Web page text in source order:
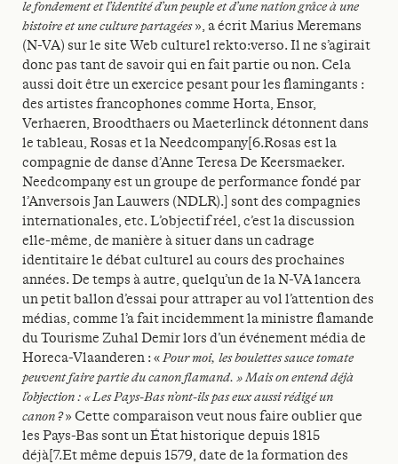
le fondement et l’identité d’un peuple et d’une nation grâce à une
histoire et une culture partagées», a écrit Marius Meremans
(N-VA) sur le site Web culturel rekto:verso. Il ne s’agirait
donc pas tant de savoir qui en fait partie ou non. Cela
aussi doit être un exercice pesant pour les flamingants :
des artistes francophones comme Horta, Ensor,
Verhaeren, Broodthaers ou Maeterlinck détonnent dans
le tableau, Rosas et la Needcompany[6.Rosas est la
compagnie de danse d’Anne Teresa De Keersmaeker.
Needcompany est un groupe de performance fondé par
l’Anversois Jan Lauwers (NDLR).] sont des compagnies
internationales, etc. L’objectif réel, c’est la discussion
elle-même, de manière à situer dans un cadrage
identitaire le débat culturel au cours des prochaines
années. De temps à autre, quelqu’un de la N-VA lancera
un petit ballon d’essai pour attraper au vol l’attention des
médias, comme l’a fait incidemment la ministre flamande
du Tourisme Zuhal Demir lors d’un événement média de
Horeca-Vlaanderen : «Pour moi, les boulettes sauce tomate
peuvent faire partie du canon flamand. » Mais on entend déjà
l’objection : « Les Pays-Bas n’ont-ils pas eux aussi rédigé un
canon ?» Cette comparaison veut nous faire oublier que
les Pays-Bas sont un État historique depuis 1815
déjà[7.Et même depuis 1579, date de la formation des